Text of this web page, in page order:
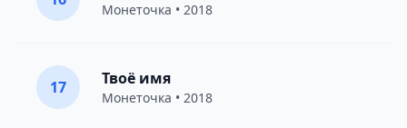
Монеточка • 2018
17 Твоё имя
Монеточка • 2018